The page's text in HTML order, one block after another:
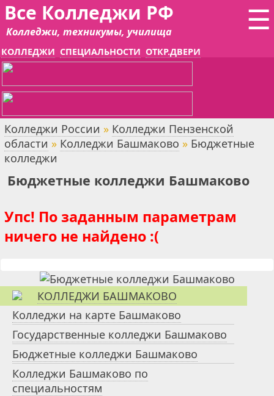
☰
Все Колледжи РФ
Колледжи, техникумы, училища
КОЛЛЕДЖИ СПЕЦИАЛЬНОСТИ ОТКР.ДВЕРИ
Колледжи России » Колледжи Пензенской
области » Колледжи Башмаково » Бюджетные
колледжи
Бюджетные колледжи Башмаково
Упс! По заданным параметрам
ничего не найдено :(
КОЛЛЕДЖИ БАШМАКОВО
Колледжи на карте Башмаково
Государственные колледжи Башмаково
Бюджетные колледжи Башмаково
Колледжи Башмаково по
специальностям